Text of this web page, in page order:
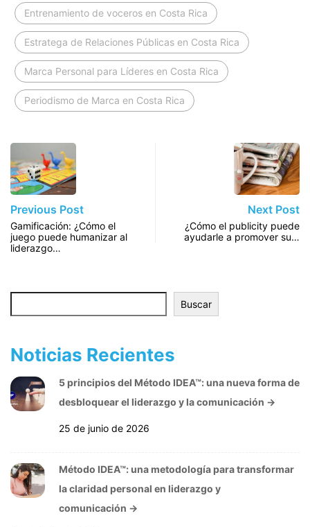
Entrenamiento de voceros en Costa Rica
Estratega de Relaciones Públicas en Costa Rica
Marca Personal para Líderes en Costa Rica
Periodismo de Marca en Costa Rica
Previous Post
Gamificación: ¿Cómo el
juego puede humanizar al
liderazgo…
Next Post
¿Cómo el publicity puede
ayudarle a promover su…
Buscar
Noticias Recientes
5 principios del Método IDEA™: una nueva forma de
desbloquear el liderazgo y la comunicación →
25 de junio de 2026
Método IDEA™: una metodología para transformar
la claridad personal en liderazgo y
comunicación →